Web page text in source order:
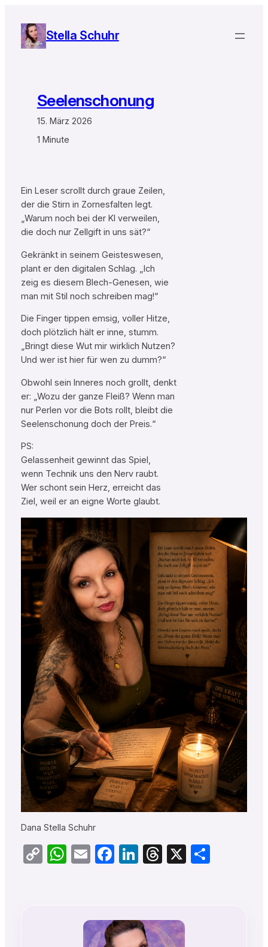
Inhalt
springen
Stella Schuhr
Seelenschonung
15. März 2026
1 Minute
Ein Leser scrollt durch graue Zeilen,
der die Stirn in Zornesfalten legt.
„Warum noch bei der KI verweilen,
die doch nur Zellgift in uns sät?“
Gekränkt in seinem Geisteswesen,
plant er den digitalen Schlag. „Ich
zeig es diesem Blech-Genesen, wie
man mit Stil noch schreiben mag!“
Die Finger tippen emsig, voller Hitze,
doch plötzlich hält er inne, stumm.
„Bringt diese Wut mir wirklich Nutzen?
Und wer ist hier für wen zu dumm?“
Obwohl sein Inneres noch grollt, denkt
er: „Wozu der ganze Fleiß? Wenn man
nur Perlen vor die Bots rollt, bleibt die
Seelenschonung doch der Preis.“
PS:
Gelassenheit gewinnt das Spiel,
wenn Technik uns den Nerv raubt.
Wer schont sein Herz, erreicht das
Ziel, weil er an eigne Worte glaubt.
Dana Stella Schuhr
CopyWhatsApp
EmailFacebook
LinkedIn
Threads
X Teilen